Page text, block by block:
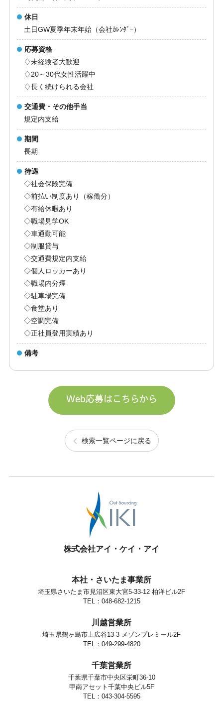
休日
土日GW夏季年末年始（会社ｶﾚﾝﾀﾞｰ）
応募資格
♢未経験者大歓迎
♢20～30代女性活躍中
♢長く続けられる会社
交通費・その他手当
規定内支給
期間
長期
待遇
◇社会保険完備
◇前払い制度あり（稼働分）
◇有給休暇あり
◇職場見学OK
◇車通勤可能
◇制服貸与
◇交通費規定内支給
◇個人ロッカーあり
◇職場内分煙
◇駐車場完備
◇食堂あり
◇空調完備
◇正社員登用実績あり
備考
Web応募はこちらから
検索一覧ページに戻る
株式会社アイ・ケイ・アイ
本社・さいたま事業所
埼玉県さいたま市見沼区東大宮5-33-12 柏洋ビル2F
TEL：048-682-1215
川越営業所
埼玉県鶴ヶ島市上広谷13-3 メゾンプレミール2F
TEL：049-299-4820
千葉営業所
千葉県千葉市中央区栄町36-10
甲南アセット千葉中央ビル5F
TEL：043-304-5595